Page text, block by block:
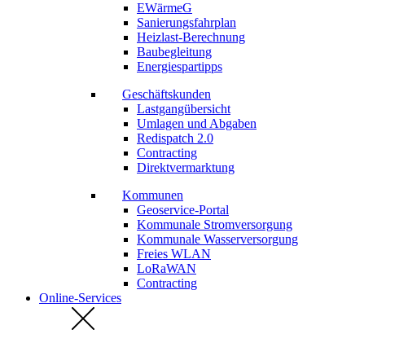
EWärmeG
Sanierungsfahrplan
Heizlast-Berechnung
Baubegleitung
Energiespartipps
Geschäftskunden
Lastgangübersicht
Umlagen und Abgaben
Redispatch 2.0
Contracting
Direktvermarktung
Kommunen
Geoservice-Portal
Kommunale Stromversorgung
Kommunale Wasserversorgung
Freies WLAN
LoRaWAN
Contracting
Online-Services